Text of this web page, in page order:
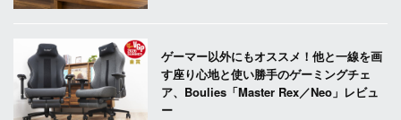
ゲーマー以外にもオススメ！他と一線を画
す座り心地と使い勝手のゲーミングチェ
ア、Boulies「Master Rex／Neo」レビュ
ー